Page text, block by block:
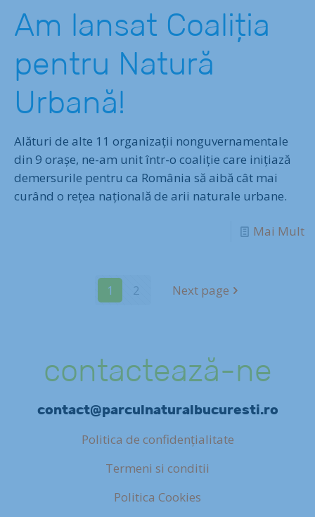
Am lansat Coaliția
pentru Natură
Urbană!
Alături de alte 11 organizații nonguvernamentale
din 9 orașe, ne-am unit într-o coaliție care inițiază
demersurile pentru ca România să aibă cât mai
curând o rețea națională de arii naturale urbane.
Mai Mult
1 2 Next page
contactează-ne
contact@parculnaturalbucuresti.ro
Politica de confidențialitate
Termeni si conditii
Politica Cookies